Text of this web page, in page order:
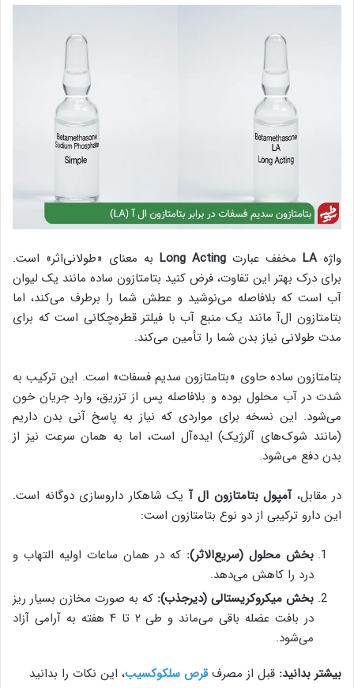
واژهLA مخفف عبارت Long Acting به معنای «طولانی‌اثر» است.
برای درک بهتر این تفاوت، فرض کنید بتامتازون ساده مانند یک لیوان
آب است که بلافاصله می‌نوشید و عطش شما را برطرف می‌کند، اما
بتامتازون ال‌آ مانند یک منبع آب با فیلتر قطره‌چکانی است که برای
مدت طولانی نیاز بدن شما را تأمین می‌کند.
بتامتازون ساده حاوی «بتامتازون سدیم فسفات» است. این ترکیب به
شدت در آب محلول بوده و بلافاصله پس از تزریق، وارد جریان خون
می‌شود. این نسخه برای مواردی که نیاز به پاسخ آنی بدن داریم
(مانند شوک‌های آلرژیک) ایده‌آل است، اما به همان سرعت نیز از
بدن دفع می‌شود.
در مقابل،آمپول بتامتازون ال آیک شاهکار داروسازی دوگانه است.
این دارو ترکیبی از دو نوع بتامتازون است:
بخش محلول (سریع‌الاثر): که در همان ساعات اولیه التهاب و
درد را کاهش می‌دهد.
بخش میکروکریستالی (دیرجذب): که به صورت مخازن بسیار ریز
در بافت عضله باقی می‌ماند و طی ۲ تا ۴ هفته به آرامی آزاد
می‌شود.
بیشتر بدانید: قبل از مصرفقرص سلکوکسیب، این نکات را بدانید